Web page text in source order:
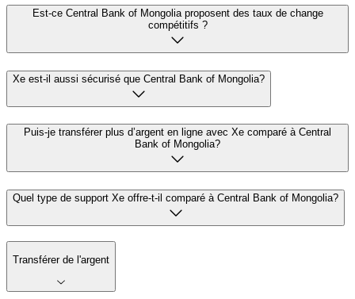
Est-ce Central Bank of Mongolia proposent des taux de change
compétitifs ?
Xe est-il aussi sécurisé que Central Bank of Mongolia?
Puis-je transférer plus d’argent en ligne avec Xe comparé à Central
Bank of Mongolia?
Quel type de support Xe offre-t-il comparé à Central Bank of Mongolia?
Transférer de l'argent